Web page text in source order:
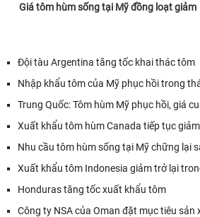
Giá tôm hùm sống tại Mỹ đồng loạt giảm
Đội tàu Argentina tăng tốc khai thác tôm
Nhập khẩu tôm của Mỹ phục hồi trong
Trung Quốc: Tôm hùm Mỹ phục hồi, giá
Xuất khẩu tôm hùm Canada tiếp tục giảm
Nhu cầu tôm hùm sống tại Mỹ chững lại
Xuất khẩu tôm Indonesia giảm trở lại
Honduras tăng tốc xuất khẩu tôm
Công ty NSA của Oman đặt mục tiêu